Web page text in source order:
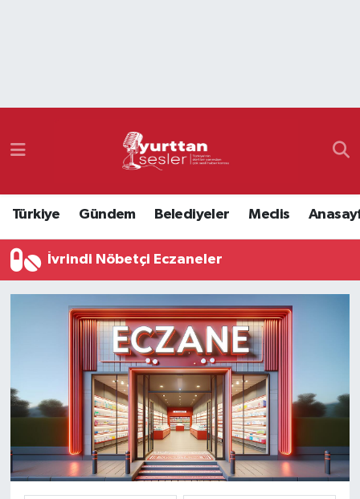
Türkiye Gündem Belediyeler Meclis
İvrindi Nöbetçi Eczaneler
Namaz Vakitleri
Süper Lig Puan Durumu ve Fikstür
Tüm Manşetler
Son Dakika Haberleri
Haber Arşivi